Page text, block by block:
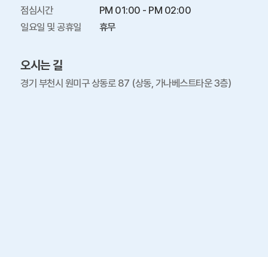
점심시간
일요일 및 공휴일
PM 01:00 - PM 02:00
휴무
오시는 길
경기 부천시 원미구 상동로 87 (상동, 가나베스트타운 3층)